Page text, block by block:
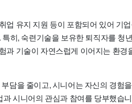
업 유지 지원 등이 포함되어 있어 기
히, 숙련기술을 보유한 퇴직자를 청
과 기술이 자연스럽게 이어지는 환경
담을 줄이고, 시니어는 자신의 경험
시니어의 관심과 참여를 당부했습